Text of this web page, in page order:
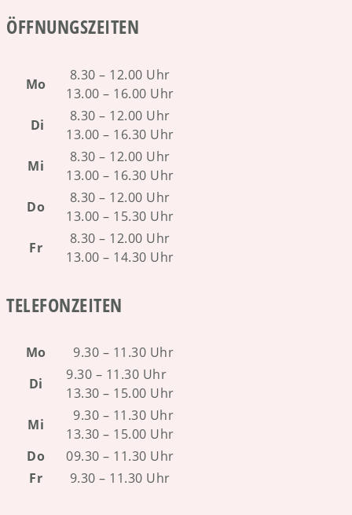
ÖFFNUNGSZEITEN
Mo
8.30 – 12.00 Uhr
13.00 – 16.00 Uhr
Di
8.30 – 12.00 Uhr
13.00 – 16.30 Uhr
Mi
8.30 – 12.00 Uhr
13.00 – 16.30 Uhr
Do
8.30 – 12.00 Uhr
13.00 – 15.30 Uhr
Fr
8.30 – 12.00 Uhr
13.00 – 14.30 Uhr
TELEFONZEITEN
Mo
9.30 – 11.30 Uhr
Di
9.30 – 11.30 Uhr
13.30 – 15.00 Uhr
Mi
9.30 – 11.30 Uhr
13.30 – 15.00 Uhr
Do
09.30 – 11.30 Uhr
Fr
9.30 – 11.30 Uhr